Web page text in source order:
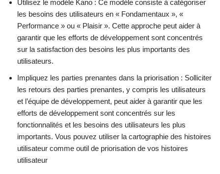
Utilisez le modèle Kano : Ce modèle consiste à catégoriser
les besoins des utilisateurs en « Fondamentaux », «
Performance » ou « Plaisir ». Cette approche peut aider à
garantir que les efforts de développement sont concentrés
sur la satisfaction des besoins les plus importants des
utilisateurs.
Impliquez les parties prenantes dans la priorisation : Solliciter
les retours des parties prenantes, y compris les utilisateurs
et l’équipe de développement, peut aider à garantir que les
efforts de développement sont concentrés sur les
fonctionnalités et les besoins des utilisateurs les plus
importants. Vous pouvez utiliser la cartographie des histoires
utilisateur comme outil de priorisation de vos histoires
utilisateur